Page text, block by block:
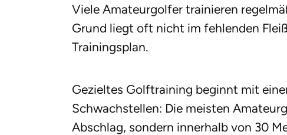
Viele Amateurgolfer trainieren
Grund liegt oft nicht im fehlenden
Trainingsplan.
Gezieltes Golftraining beginnt mit
Schwachstellen: Die meisten
Abschlag, sondern innerhalb von 30